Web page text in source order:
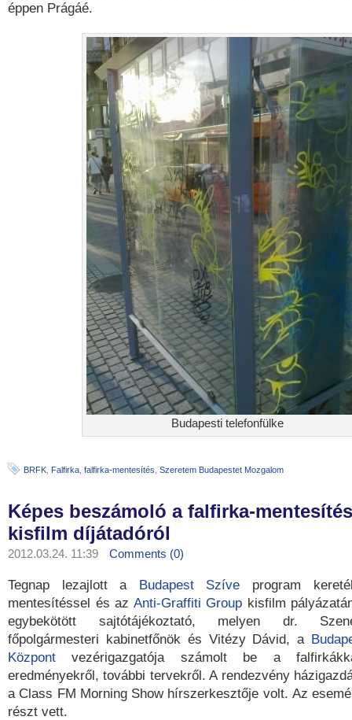
éppen Prágáé.
Budapesti telefonfülke
BRFK Falfirka falfirka-mentesítés Szeretem Budapestet Mozgalom
Képes beszámoló a falfirka-
kisfilm díjátadóról
2012.03.24. 11:39 Comments (0)
Tegnap lezajlott a Budapest Szíve program
mentesítéssel és az Anti-Graffiti Group kisfilm
egybekötött sajtótájékoztató, melyen dr.
főpolgármesteri kabinetfőnök és Vitézy Dávid, a
Központ vezérigazgatója számolt be a
eredményekről, további tervekről. A rendezvény
a Class FM Morning Show hírszerkesztője volt. Az
részt vett.